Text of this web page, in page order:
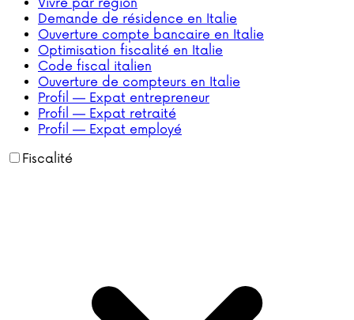
Vivre par région
Demande de résidence en Italie
Ouverture compte bancaire en Italie
Optimisation fiscalité en Italie
Code fiscal italien
Ouverture de compteurs en Italie
Profil — Expat entrepreneur
Profil — Expat retraité
Profil — Expat employé
Fiscalité